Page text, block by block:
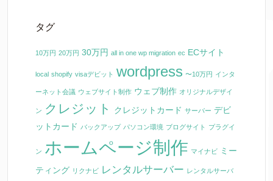
タグ
10万円 20万円 30万円 all in one wp migration ec ECサイト
local shopify visaデビット wordpress 〜10万円 インタ
ーネット会議 ウェブサイト制作 ウェブ制作 オリジナルデザイ
ン クレジット クレジットカード サーバー デビ
ットカード バックアップ パソコン環境 ブログサイト プラグイ
ン ホームページ制作 マイナビ ミー
ティング リクナビ レンタルサーバー レンタルサーバ